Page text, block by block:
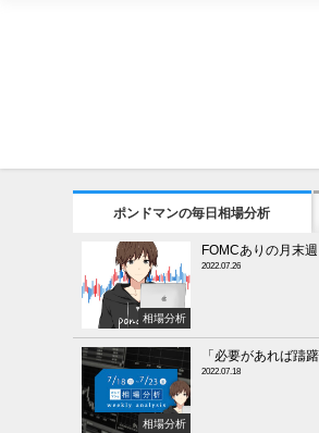
ポンドマンの毎日相場分析
相場分析
FOMCありの月末
2022.07.26
相場分析
「必要があれば躊
2022.07.18